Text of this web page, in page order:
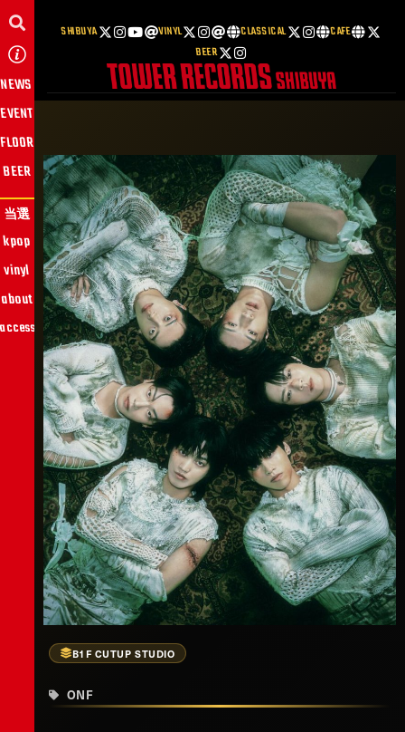
SHIBUYA VINYL CLASSICAL
CAFE
BEER
NEWS
EVENT
当選
FLOOR
BEER
kpop
vinyl
about
B1F CUTUP STUDIO
ONF